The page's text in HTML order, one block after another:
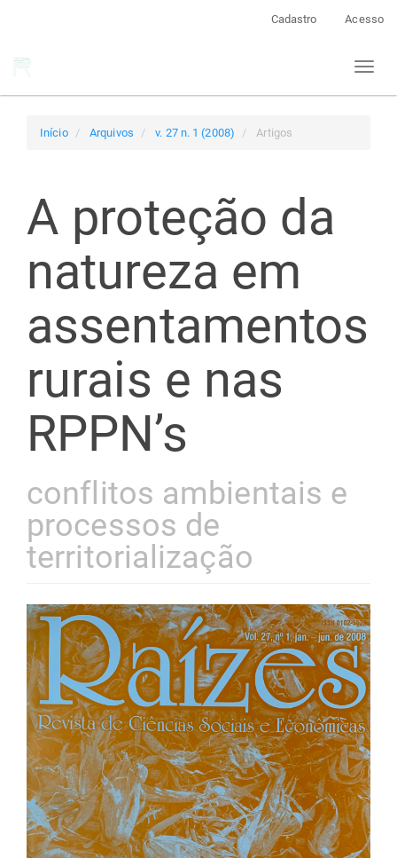
Cadastro Acesso
Toggle
Início Arquivos v. 27 n. 1 (2008) Artigos
A proteção da
natureza em
assentamentos
rurais e nas
RPPN’s
conflitos ambientais e
processos de
territorialização
Barra
lateral
de
artigos